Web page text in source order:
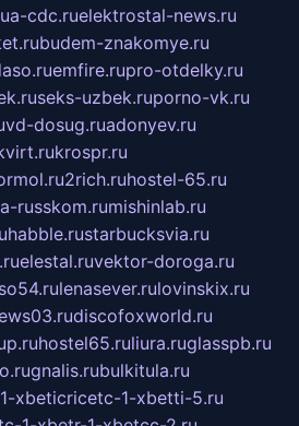
a-cdc.ruelektrostal-news.ru
budem-znakomye.ru
emfire.rupro-otdelky.ru
seks-uzbek.ruporno-vk.ru
vd-dosug.ruadonyev.ru
krospr.ru
2rich.ruhostel-65.ru
russkom.rumishinlab.ru
habble.rustarbucksvia.ru
elestal.ruvektor-doroga.ru
lenasever.rulovinskix.ru
discofoxworld.ru
hostel65.ruliura.ruglasspb.ru
gnalis.rubulkitula.ru
1-xbeticricetc-1-xbetti-5.ru